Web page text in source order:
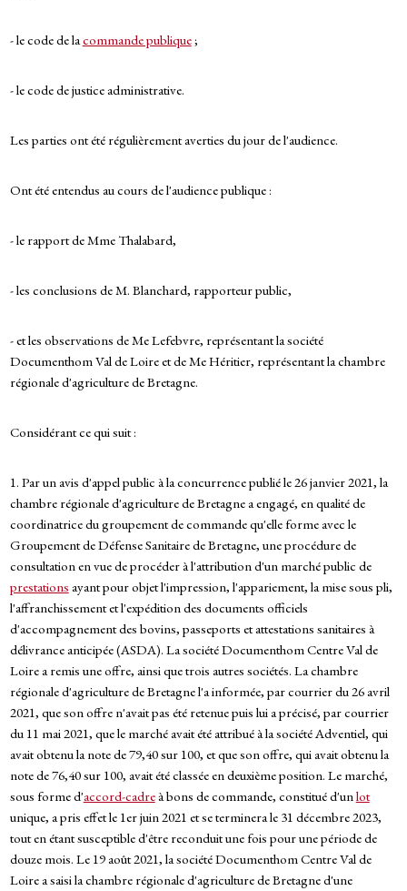
- le code de lacommande publique;
- le code de justice administrative.
Les parties ont été régulièrement averties du jour de l'audience.
Ont été entendus au cours de l'audience publique :
- le rapport de Mme Thalabard,
- les conclusions de M. Blanchard, rapporteur public,
- et les observations de Me Lefebvre, représentant la société
Documenthom Val de Loire et de Me Héritier, représentant la chambre
régionale d'agriculture de Bretagne.
Considérant ce qui suit :
1. Par un avis d'appel public à la concurrence publié le 26 janvier 2021, la
chambre régionale d'agriculture de Bretagne a engagé, en qualité de
coordinatrice du groupement de commande qu'elle forme avec le
Groupement de Défense Sanitaire de Bretagne, une procédure de
consultation en vue de procéder à l'attribution d'un marché public de
prestations ayant pour objet l'impression, l'appariement, la mise sous pli,
l'affranchissement et l'expédition des documents officiels
d'accompagnement des bovins, passeports et attestations sanitaires à
délivrance anticipée (ASDA). La société Documenthom Centre Val de
Loire a remis une offre, ainsi que trois autres sociétés. La chambre
régionale d'agriculture de Bretagne l'a informée, par courrier du 26 avril
2021, que son offre n'avait pas été retenue puis lui a précisé, par courrier
du 11 mai 2021, que le marché avait été attribué à la société Adventiel, qui
avait obtenu la note de 79,40 sur 100, et que son offre, qui avait obtenu la
note de 76,40 sur 100, avait été classée en deuxième position. Le marché,
sous forme d'accord-cadreà bons de commande, constitué d'unlot
unique, a pris effet le 1er juin 2021 et se terminera le 31 décembre 2023,
tout en étant susceptible d'être reconduit une fois pour une période de
douze mois. Le 19 août 2021, la société Documenthom Centre Val de
Loire a saisi la chambre régionale d'agriculture de Bretagne d'une